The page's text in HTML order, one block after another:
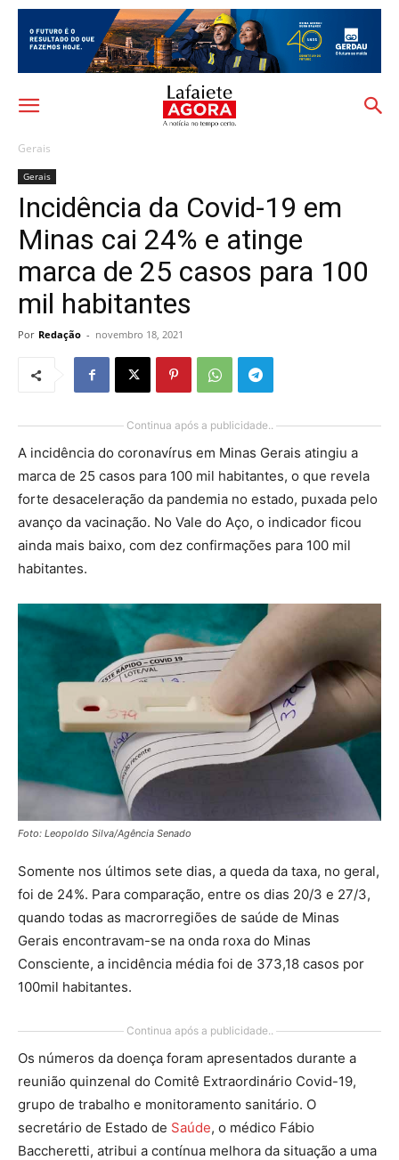
Gerais
Gerais
Incidência da Covid-19 em
Minas cai 24% e atinge
marca de 25 casos para 100
mil habitantes
Por Redação - novembro 18, 2021
Continua após a publicidade..
A incidência do coronavírus em Minas Gerais atingiu a
marca de 25 casos para 100 mil habitantes, o que revela
forte desaceleração da pandemia no estado, puxada pelo
avanço da vacinação. No Vale do Aço, o indicador ficou
ainda mais baixo, com dez confirmações para 100 mil
habitantes.
Foto: Leopoldo Silva/Agência Senado
Somente nos últimos sete dias, a queda da taxa, no geral,
foi de 24%. Para comparação, entre os dias 20/3 e 27/3,
quando todas as macrorregiões de saúde de Minas
Gerais encontravam-se na onda roxa do Minas
Consciente, a incidência média foi de 373,18 casos por
100mil habitantes.
Continua após a publicidade..
Os números da doença foram apresentados durante a
reunião quinzenal do Comitê Extraordinário Covid-19,
grupo de trabalho e monitoramento sanitário. O
secretário de Estado de Saúde, o médico Fábio
Baccheretti, atribui a contínua melhora da situação a uma